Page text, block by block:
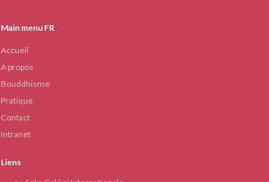
Main menu FR
Accueil
A propos
Bouddhisme
Pratique
Contact
Intranet
Liens